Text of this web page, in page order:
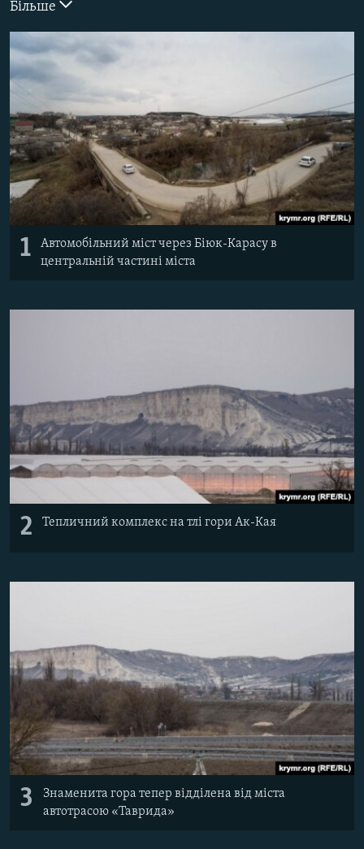
СВІДЧЕННЯ ОКУПАЦІЇ
УКРАЇНСЬКА ПРОБЛЕМА КРИМУ
ІНФОГРАФІКА
Русский
Qırımtatar
ДОЛУЧАЙСЯ!
Усі сайти RFE/RL
Більше
1
Автомобільний міст через Біюк-Карасу в
центральній частині міста
2 Тепличний комплекс на тлі гори Ак-Кая
3
Знаменита гора тепер відділена від міста
автотрасою «Таврида»